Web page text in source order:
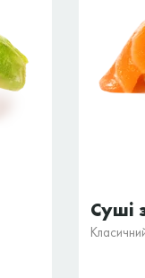
Суші